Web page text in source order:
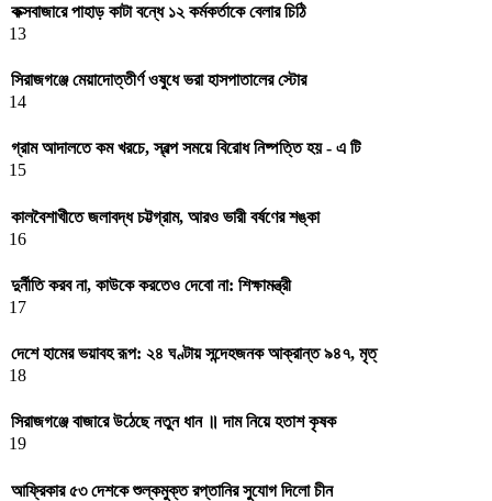
কক্সবাজারে পাহাড় কাটা বন্ধে ১২ কর্মকর্তাকে বেলার চিঠি
13
সিরাজগঞ্জে মেয়াদোত্তীর্ণ ওষুধে ভরা হাসপাতালের স্টোর
14
গ্রাম আদালতে কম খরচে, স্বল্প সময়ে বিরোধ নিষ্পত্তি হয় - এ টি
15
কালবৈশাখীতে জলাবদ্ধ চট্টগ্রাম, আরও ভারী বর্ষণের শঙ্কা
16
দুর্নীতি করব না, কাউকে করতেও দেবো না: শিক্ষামন্ত্রী
17
দেশে হামের ভয়াবহ রূপ: ২৪ ঘণ্টায় সন্দেহজনক আক্রান্ত ৯৪৭, মৃত্
18
সিরাজগঞ্জে বাজারে উঠেছে নতুন ধান ॥ দাম নিয়ে হতাশ কৃষক
19
আফ্রিকার ৫৩ দেশকে শুল্কমুক্ত রপ্তানির সুযোগ দিলো চীন